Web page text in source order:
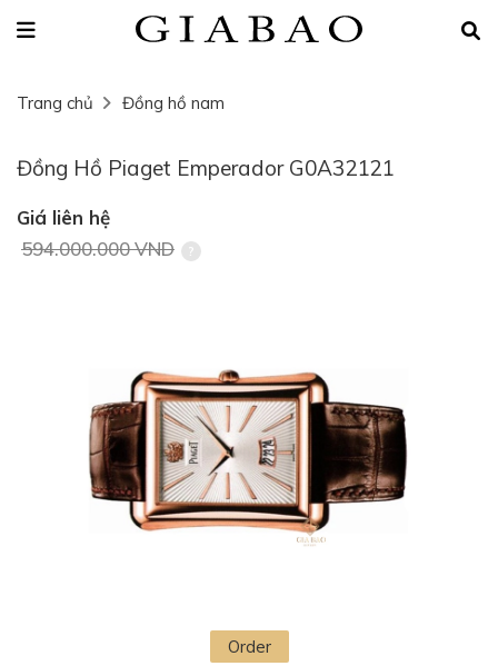
Trang chủ Đồng hồ nam
Đồng Hồ Piaget Emperador G0A32121
Giá liên hệ
594.000.000 VND
Order